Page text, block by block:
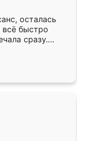
здесь.
осталась
быстро
сразу.
подошёл к
Собрали
даже